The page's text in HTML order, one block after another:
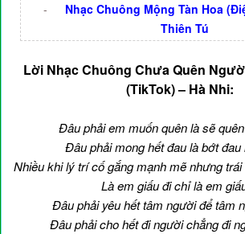
-
Nhạc Chuông Mộng Tàn Hoa
Thiên Tú
Lời Nhạc Chuông Chưa Quên
(TikTok) – Hà Nhi:
Đâu phải em muốn quên là sẽ
Đâu phải mong hết đau là bớt đau
Nhiều khi lý trí cố gắng mạnh mẽ nhưng
Là em giấu đi chỉ là em
Đâu phải yêu hết tâm người để tâm
Đâu phải cho hết đi người chẳng đi